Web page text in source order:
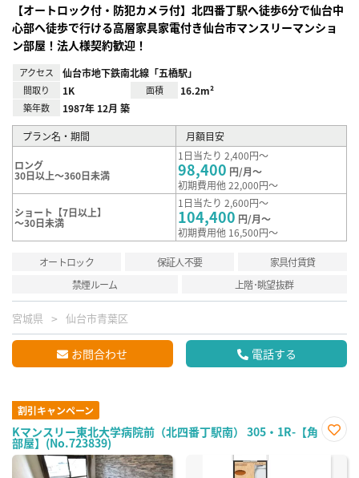
【オートロック付・防犯カメラ付】北四番丁駅へ徒歩6分で仙台中
心部へ徒歩で行ける高層家具家電付き仙台市マンスリーマンショ
ン部屋！法人様契約歓迎！
アクセス 仙台市地下鉄南北線「五橋駅」
間取り 1K 面積 16.2m²
築年数 1987年 12月 築
プラン名・期間 月額目安
ロング
30日以上～360日未満
1日当たり 2,400円～
98,400 円/月～
初期費用他 22,000円～
ショート【7日以上】
～30日未満
1日当たり 2,600円～
104,400 円/月～
初期費用他 16,500円～
オートロック 保証人不要
家具付賃貸
禁煙ルーム
上階･眺望抜群
宮城県 仙台市青葉区
お問合わせ 電話する
割引キャンペーン
Kマンスリー東北大学病院前（北四番丁駅南） 305・1R-【角
部屋】(No.723839)
に入